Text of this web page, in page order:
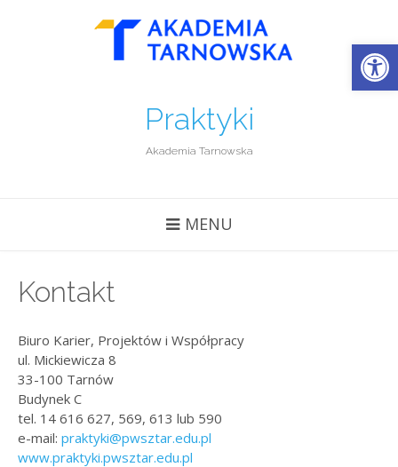
Praktyki
Akademia Tarnowska
MENU
Kontakt
Biuro Karier, Projektów i Współpracy
ul. Mickiewicza 8
33-100 Tarnów
Budynek C
tel. 14 616 627, 569, 613 lub 590
e-mail: praktyki@pwsztar.edu.pl
www.praktyki.pwsztar.edu.pl